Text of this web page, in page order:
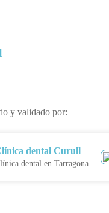
y validado por:
dental Curull
dental en Tarragona